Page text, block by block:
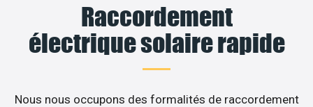
Raccordement
électrique solaire rapide
Nous nous occupons des formalités de raccordement